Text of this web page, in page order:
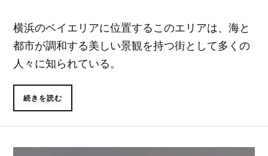
横浜のベイエリアに位置するこのエリアは、海と
都市が調和する美しい景観を持つ街として多くの
人々に知られている。
続きを読む